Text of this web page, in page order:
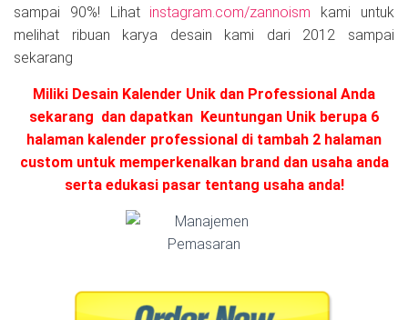
sampai 90%! Lihat instagram.com/zannoism kami untuk
melihat ribuan karya desain kami dari 2012 sampai
sekarang
Miliki Desain Kalender Unik dan Professional Anda
sekarang dan dapatkan Keuntungan Unik berupa 6
halaman kalender professional di tambah 2 halaman
custom untuk memperkenalkan brand dan usaha anda
serta edukasi pasar tentang usaha anda!